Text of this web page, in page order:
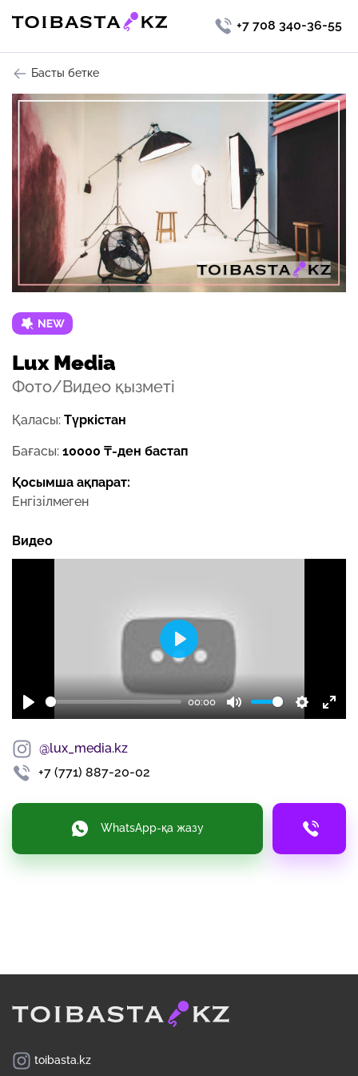
+7 708 340-36-55
Басты бетке
Lux Media
Фото/Видео қызметі
Қаласы: Түркістан
Бағасы: 10000 ₸-ден бастап
Қосымша ақпарат:
Енгізілмеген
Видео
Play
00:00
Mute Settings
Enter
Play
@lux_media.kz
+7 (771) 887-20-02
WhatsApp-қа жазу
toibasta.kz